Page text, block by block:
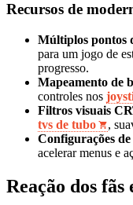
Recursos de
Múltiplos pontos
para um jogo de
progresso.
Mapeamento de
controles nos
Filtros visuais
tvs de tubo
,
Configurações
acelerar menus e
Reação dos